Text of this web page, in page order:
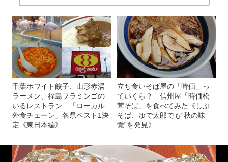
千葉ホワイト餃子、山形赤湯
ラーメン、福島フラミンゴの
いるレストラン…「ローカル
外食チェーン」各県ベスト1決
定《東日本編》
立ち食いそば屋の「時価」っ
ていくら？ 信州屋「時価松
茸そば」を食べてみた《しぶ
そば、ゆで太郎でも“秋の味
覚”を発見》